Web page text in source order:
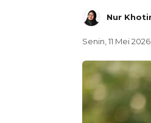
Nur
Senin, 11 Mei